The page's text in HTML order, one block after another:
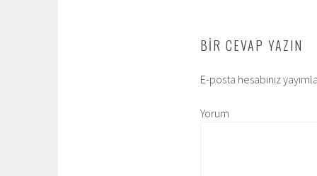
BIR CEVAP YAZIN
E-posta hesabınız
Yorum